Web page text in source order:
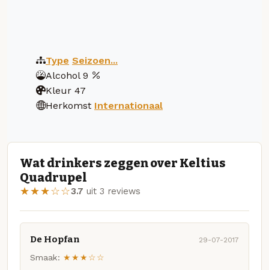
Type Seizoen...
Alcohol 9
Kleur 47
Herkomst Internationaal
Wat drinkers zeggen over Keltius
Quadrupel
★★★☆☆3.7 uit 3 reviews
De Hopfan 29-07-2017
Smaak: ★★★☆☆